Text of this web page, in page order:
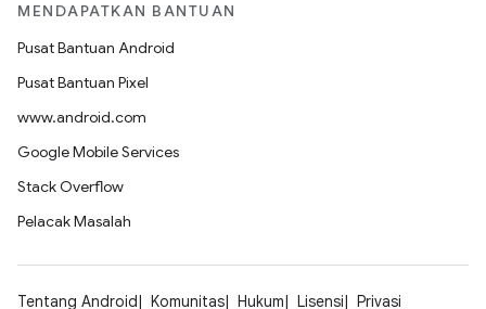
MENDAPATKAN BANTUAN
Pusat Bantuan Android
Pusat Bantuan Pixel
www.android.com
Google Mobile Services
Stack Overflow
Pelacak Masalah
Tentang Android Komunitas Hukum Lisensi Privasi